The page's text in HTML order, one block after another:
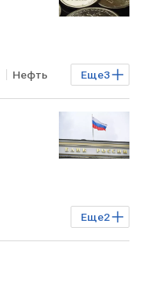
Еще3
Нефть
Еще2